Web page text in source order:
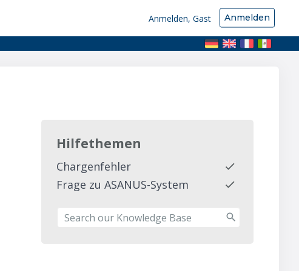
Anmelden, Gast Anmelden
Hilfethemen
Chargenfehler
Frage zu ASANUS-System